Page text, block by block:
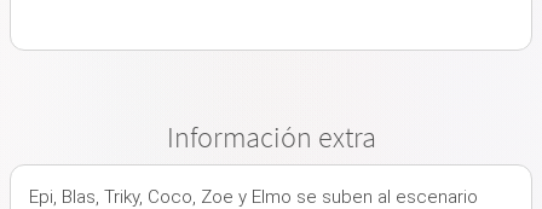
Información extra
Epi, Blas, Triky, Coco, Zoe y Elmo se suben al escenario